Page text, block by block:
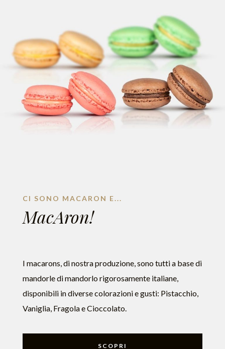
CI SONO MACARON E...
MacAron!
I macarons, di nostra produzione, sono tutti a base di
mandorle di mandorlo rigorosamente italiane,
disponibili in diverse colorazioni e gusti: Pistacchio,
Vaniglia, Fragola e Cioccolato.
SCOPRI